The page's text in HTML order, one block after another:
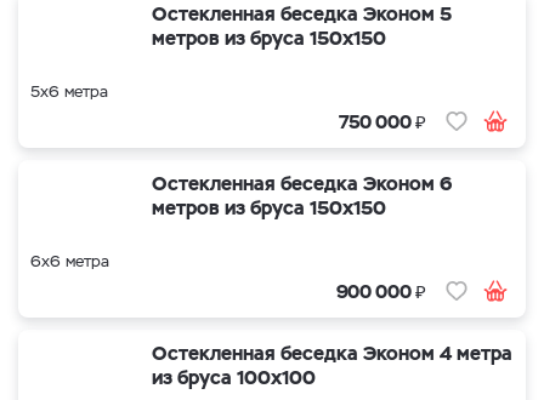
Остекленная беседка Эконом 5
метров из бруса 150х150
5х6 метра
750 000₽
Остекленная беседка Эконом 6
метров из бруса 150х150
6х6 метра
900 000₽
Остекленная беседка Эконом 4 метра
из бруса 100х100